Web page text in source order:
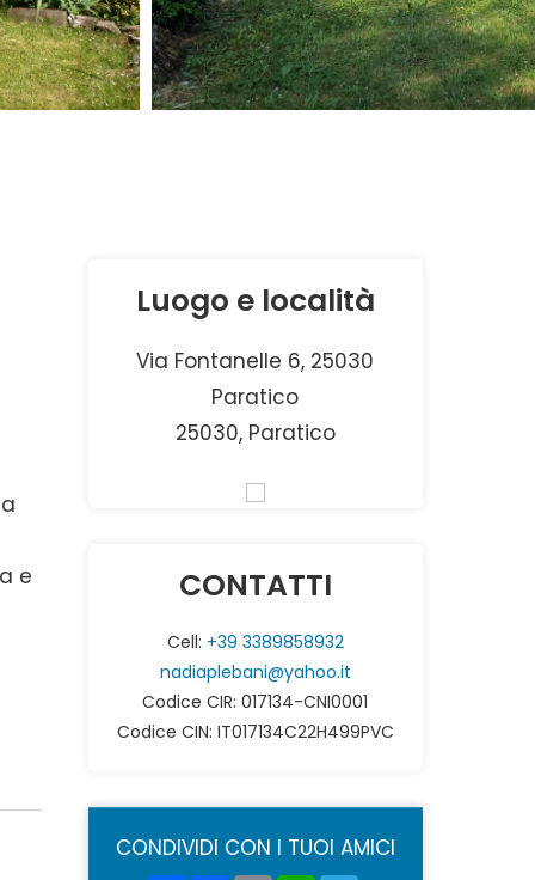
e
Luogo e località
Via Fontanelle 6, 25030
Paratico
25030, Paratico
CONTATTI
Cell: +39 3389858932
nadiaplebani@yahoo.it
Codice CIR: 017134-CNI0001
Codice CIN: IT017134C22H499PVC
CONDIVIDI CON I TUOI AMICI